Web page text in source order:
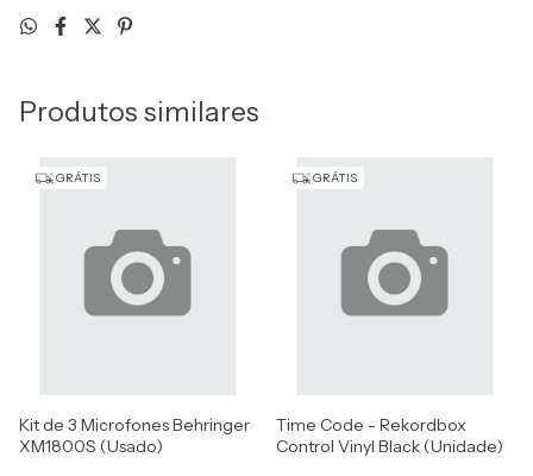
Produtos similares
GRÁTIS
Kit de 3 Microfones Behringer
XM1800S (Usado)
GRÁTIS
Time Code - Rekordbox
Control Vinyl Black (Unidade)